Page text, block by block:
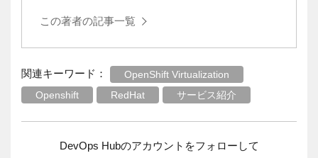
この著者の記事一覧
関連キーワード：
OpenShift Virtualization
Openshift
RedHat サービス紹介
DevOps Hubのアカウントをフォローして